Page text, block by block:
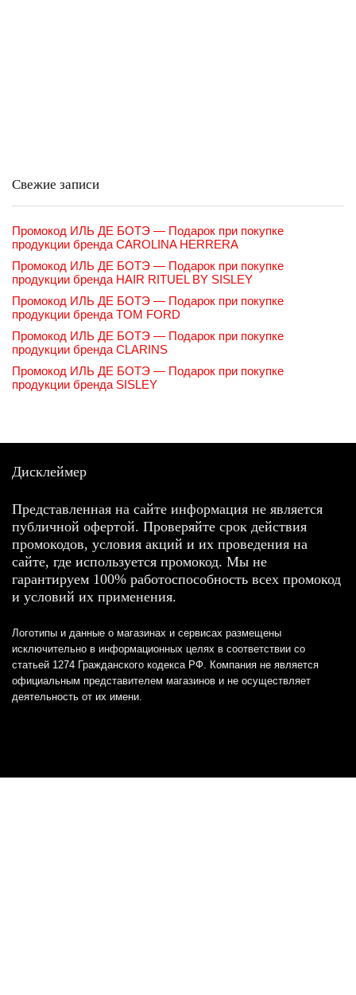
Свежие записи
Промокод ИЛЬ ДЕ БОТЭ — Подарок при покупке
продукции бренда CAROLINA HERRERA
Промокод ИЛЬ ДЕ БОТЭ — Подарок при покупке
продукции бренда HAIR RITUEL BY SISLEY
Промокод ИЛЬ ДЕ БОТЭ — Подарок при покупке
продукции бренда TOM FORD
Промокод ИЛЬ ДЕ БОТЭ — Подарок при покупке
продукции бренда CLARINS
Промокод ИЛЬ ДЕ БОТЭ — Подарок при покупке
продукции бренда SISLEY
Дисклеймер
Представленная на сайте информация не является
публичной офертой. Проверяйте срок действия
промокодов, условия акций и их проведения на
сайте, где используется промокод. Мы не
гарантируем 100% работоспособность всех промокод
и условий их применения.
Логотипы и данные о магазинах и сервисах размещены
исключительно в информационных целях в соответствии со
статьей 1274 Гражданского кодекса РФ. Компания не является
официальным представителем магазинов и не осуществляет
деятельность от их имени.